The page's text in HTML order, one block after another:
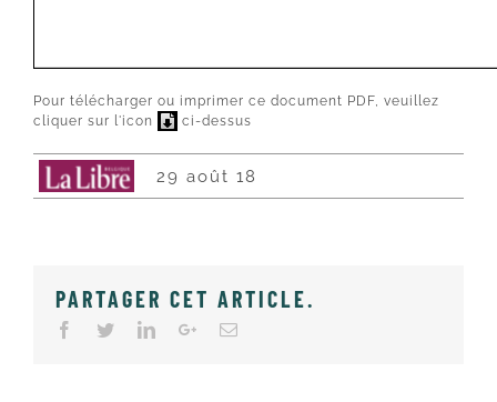
Pour télécharger ou imprimer ce document PDF, veuillez
cliquer sur l'icon
ci-dessus
29 août 18
PARTAGER CET ARTICLE.
Facebook
TwitterLinkedInGoogle+